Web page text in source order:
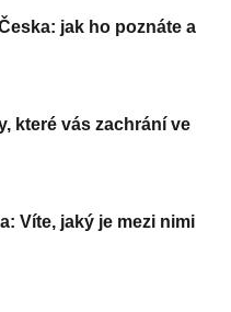
jak ho poznáte a
které vás zachrání ve
Víte, jaký je mezi nimi